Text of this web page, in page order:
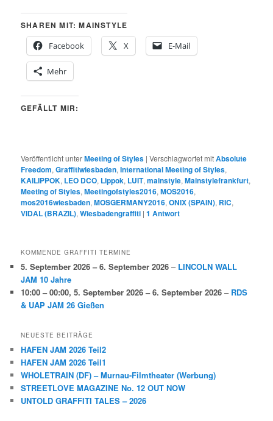
SHAREN MIT: MAINSTYLE
Facebook
X E-Mail
Mehr
GEFÄLLT MIR:
Veröffentlicht unterMeeting of Styles |Verschlagwortet mitAbsolute
Freedom,Graffitiwiesbaden,International Meeting of Styles,
KAILIPPOK, LEO DCO, Lippok, LUIT,mainstyle,Mainstylefrankfurt,
Meeting of Styles,Meetingofstyles2016,MOS2016,
mos2016wiesbaden,MOSGERMANY2016,ONIX (SPAIN), RIC,
VIDAL (BRAZIL),Wiesbadengraffiti |1 Antwort
KOMMENDE GRAFFITI TERMINE
5. September 2026 – 6. September 2026 – LINCOLN WALL
JAM 10 Jahre
10:00 – 00:00,5. September 2026 – 6. September 2026 – RDS
& UAP JAM 26 Gießen
NEUESTE BEITRÄGE
HAFEN JAM 2026 Teil2
HAFEN JAM 2026 Teil1
WHOLETRAIN (DF) – Murnau-Filmtheater (Werbung)
STREETLOVE MAGAZINE No. 12 OUT NOW
UNTOLD GRAFFITI TALES – 2026